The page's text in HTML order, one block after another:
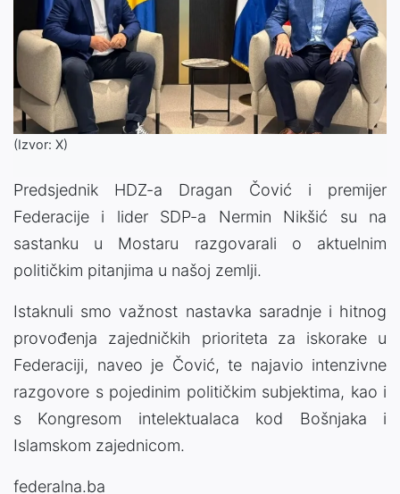
(Izvor: X)
Predsjednik HDZ-a Dragan Čović i premijer
Federacije i lider SDP-a Nermin Nikšić su na
sastanku u Mostaru razgovarali o aktuelnim
političkim pitanjima u našoj zemlji.
Istaknuli smo važnost nastavka saradnje i hitnog
provođenja zajedničkih prioriteta za iskorake u
Federaciji, naveo je Čović, te najavio intenzivne
razgovore s pojedinim političkim subjektima, kao i
s Kongresom intelektualaca kod Bošnjaka i
Islamskom zajednicom.
federalna.ba